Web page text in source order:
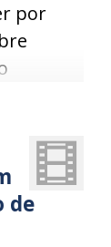
por
de